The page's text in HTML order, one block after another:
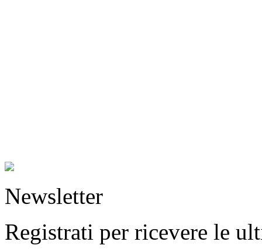
Newsletter
Registrati per ricevere le